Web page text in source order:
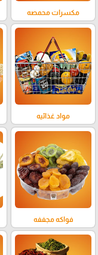
مكسرات محمصه
مواد غذائيه
فواكه مجففه